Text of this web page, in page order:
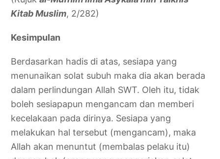
Kitab Muslim, 2/282)
Kesimpulan
Berdasarkan hadis di atas, sesiapa yang
menunaikan solat subuh maka dia akan berada
dalam perlindungan Allah SWT. Oleh itu, tidak
boleh sesiapapun mengancam dan memberi
kecelakaan pada dirinya. Sesiapa yang
melakukan hal tersebut (mengancam), maka
Allah akan menuntut (membalas pelaku itu)